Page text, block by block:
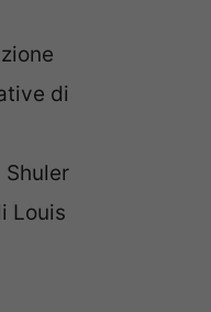
di
Shuler
Louis